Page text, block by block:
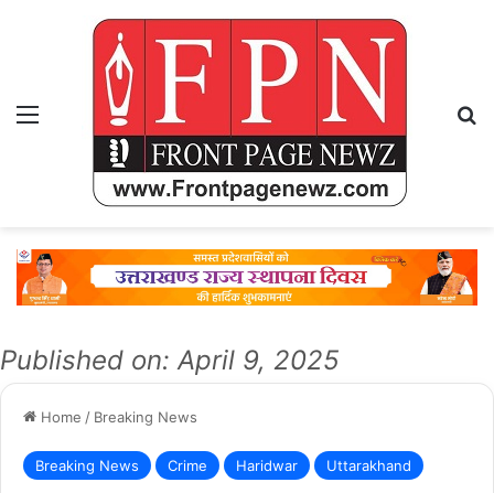
Menu
Published on: April 9, 2025
Home / Breaking News
Breaking News Crime Haridwar Uttarakhand